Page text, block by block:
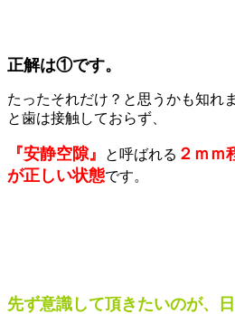
正解は①です。
たったそれだけ？と思うかも知れ
と歯は接触しておらず、
『安静空隙』 と呼ばれる ２ｍｍ
が正しい状態です。
先ず意識して頂きたいのが、